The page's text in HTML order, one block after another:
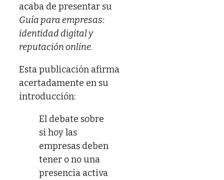
acaba de presentar su
Guía para empresas:
identidad digital y
reputación online.
Esta publicación afirma
acertadamente en su
introducción:
El debate sobre
si hoy las
empresas deben
tener o no una
presencia activa